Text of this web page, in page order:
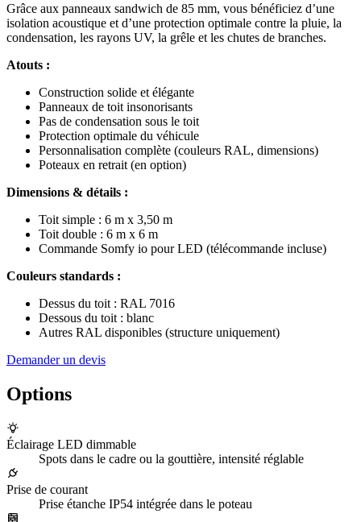
Grâce aux panneaux sandwich de 85 mm, vous bénéficiez d’une
isolation acoustique et d’une protection optimale contre la pluie, la
condensation, les rayons UV, la grêle et les chutes de branches.
Atouts :
Construction solide et élégante
Panneaux de toit insonorisants
Pas de condensation sous le toit
Protection optimale du véhicule
Personnalisation complète (couleurs RAL, dimensions)
Poteaux en retrait (en option)
Dimensions & détails :
Toit simple : 6 m x 3,50 m
Toit double : 6 m x 6 m
Commande Somfy io pour LED (télécommande incluse)
Couleurs standards :
Dessus du toit : RAL 7016
Dessous du toit : blanc
Autres RAL disponibles (structure uniquement)
Demander un devis
Options
Éclairage LED dimmable
Spots dans le cadre ou la gouttière, intensité réglable
Prise de courant
Prise étanche IP54 intégrée dans le poteau